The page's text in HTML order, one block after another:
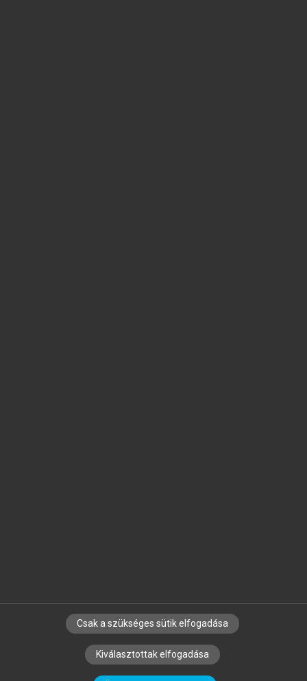
SZERZŐKNEK CÉGEKNEK KÖNYVTÁROSOKNAK
SZERKESZTÉSI ÉS LEKTORÁLÁSI ALAPELVEK
Csak a szükséges sütik elfogadása
Kiválasztottak elfogadása